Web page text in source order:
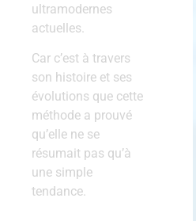
ultramodernes
actuelles.
Car c’est à travers
son histoire et ses
évolutions que cette
méthode a prouvé
qu’elle ne se
résumait pas qu’à
une simple
tendance.